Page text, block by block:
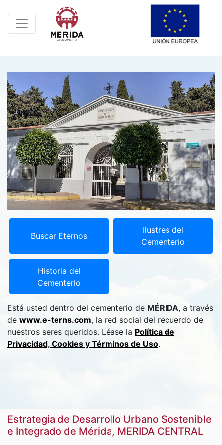
Buscar Eternos
Ilustres del
Cementerio
Historia del
Cementerio
Está usted dentro del cementerio de MÉRIDA, a través
de www.e-terns.com, la red social del recuerdo de
nuestros seres queridos. Léase la Política de
Privacidad, Cookies y Términos de Uso.
Estrategia de Desarrollo Urbano Sostenible
e Integrado de Mérida, MERIDA CENTRAL